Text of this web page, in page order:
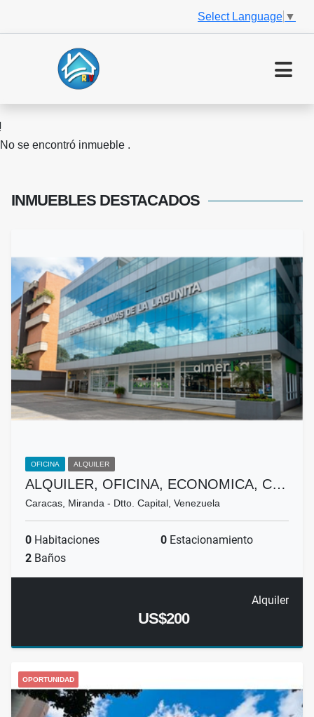
Select Language ▼
No se encontró inmueble .
INMUEBLES DESTACADOS
OFICINA ALQUILER
ALQUILER, OFICINA, ECONOMICA, C…
Caracas, Miranda - Dtto. Capital, Venezuela
0 Habitaciones 0 Estacionamiento
2 Baños
Alquiler
US$200
OPORTUNIDAD